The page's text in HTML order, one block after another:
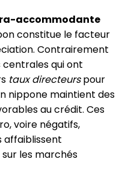
accommodante
constitue le facteur
Contrairement
centrales qui ont
taux directeurspour
nippone maintient des
au crédit. Ces
voire négatifs,
affaiblissent
les marchés